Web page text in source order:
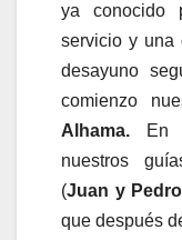
ya conocido
servicio y una
desayuno
comienzo
Alhama.
En
nuestros
(Juan y
que después